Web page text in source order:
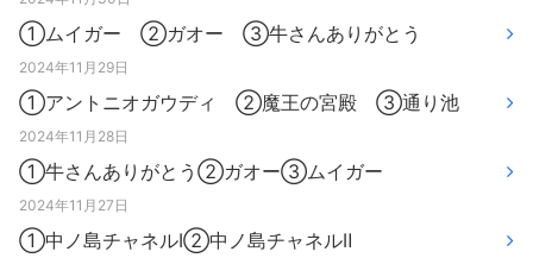
①ムイガー ②ガオー ③牛さんありがとう
2024年11月29日
①アントニオガウディ ②魔王の宮殿 ③通り池
2024年11月28日
①牛さんありがとう②ガオー③ムイガー
2024年11月27日
①中ノ島チャネルⅠ②中ノ島チャネルⅡ